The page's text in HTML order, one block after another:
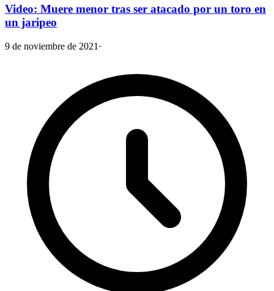
Video: Muere menor tras ser atacado por un toro en
un jaripeo
9 de noviembre de 2021 ·